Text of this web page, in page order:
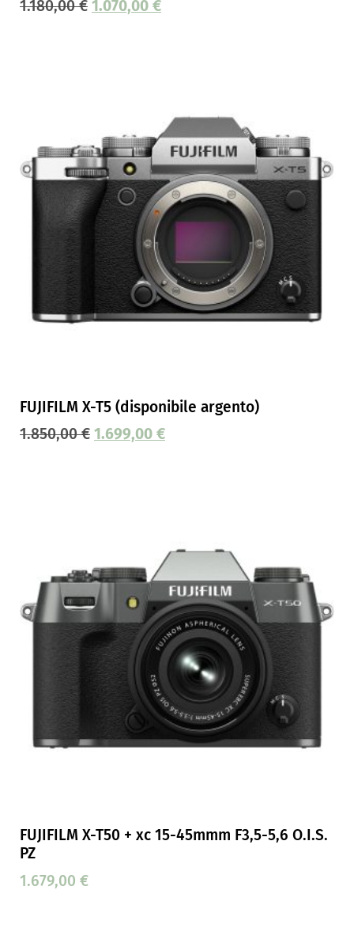
1.180,00€ 1.070,00 €
FUJIFILM X-T5 (disponibile argento)
1.850,00€ 1.699,00 €
FUJIFILM X-T50 + xc 15-45mmm F3,5-5,6 O.I.S.
PZ
1.679,00 €